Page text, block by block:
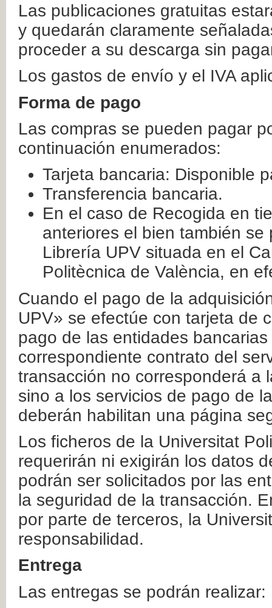
Las publicaciones gratuitas
y quedarán claramente
proceder a su descarga sin
Los gastos de envío y el IVA
Forma de pago
Las compras se pueden pagar
continuación enumerados:
Tarjeta bancaria: Disponible
Transferencia bancaria.
En el caso de Recogida en
anteriores el bien también
Librería UPV situada en el
Politècnica de València, en
Cuando el pago de la
UPV» se efectúe con tarjeta de
pago de las entidades
correspondiente contrato del
transacción no corresponderá a
sino a los servicios de pago de
deberán habilitan una página
Los ficheros de la Universitat
requerirán ni exigirán los datos
podrán ser solicitados por las
la seguridad de la transacción.
por parte de terceros, la
responsabilidad.
Entrega
Las entregas se podrán realizar: